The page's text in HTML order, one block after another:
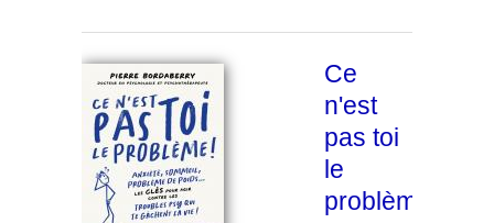
Ce
n'est
pas toi
le
problème